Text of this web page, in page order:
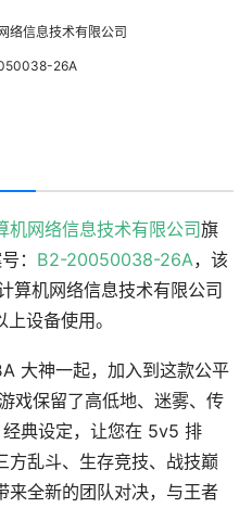
络信息技术有限公司
26A
机网络信息技术有限公司旗
： B2-20050038-26A，该
算机网络信息技术有限公司
设备使用。
大神一起，加入到这款公平
戏保留了高低地、迷雾、传
典设定，让您在 5v5 排
方乱斗、生存竞技、战技巅
来全新的团队对决，与王者